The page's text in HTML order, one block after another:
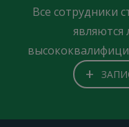
Все сотрудники
+